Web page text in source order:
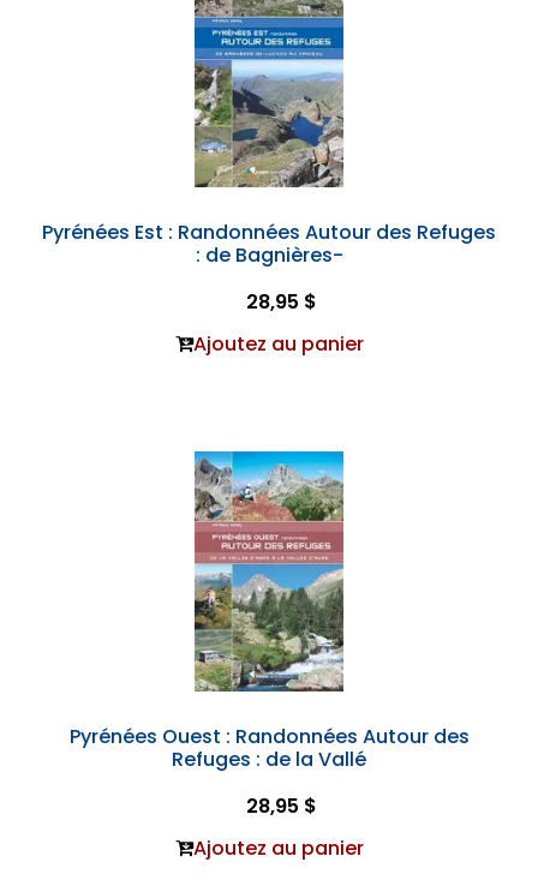
Pyrénées Est : Randonnées Autour des Refuges
: de Bagnières-
28,95 $
Ajoutez au panier
Pyrénées Ouest : Randonnées Autour des
Refuges : de la Vallé
28,95 $
Ajoutez au panier